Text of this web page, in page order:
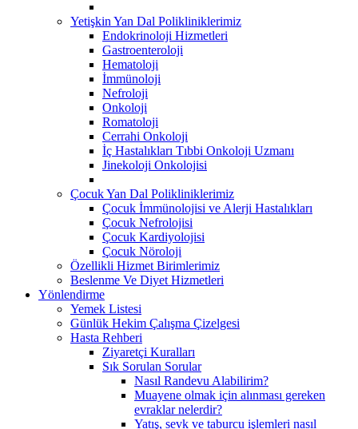
Yetişkin Yan Dal Polikliniklerimiz
Endokrinoloji Hizmetleri
Gastroenteroloji
Hematoloji
İmmünoloji
Nefroloji
Onkoloji
Romatoloji
Cerrahi Onkoloji
İç Hastalıkları Tıbbi Onkoloji Uzmanı
Jinekoloji Onkolojisi
Çocuk Yan Dal Polikliniklerimiz
Çocuk İmmünolojisi ve Alerji Hastalıkları
Çocuk Nefrolojisi
Çocuk Kardiyolojisi
Çocuk Nöroloji
Özellikli Hizmet Birimlerimiz
Beslenme Ve Diyet Hizmetleri
Yönlendirme
Yemek Listesi
Günlük Hekim Çalışma Çizelgesi
Hasta Rehberi
Ziyaretçi Kuralları
Sık Sorulan Sorular
Nasıl Randevu Alabilirim?
Muayene olmak için alınması gereken
evraklar nelerdir?
Yatış, sevk ve taburcu işlemleri nasıl